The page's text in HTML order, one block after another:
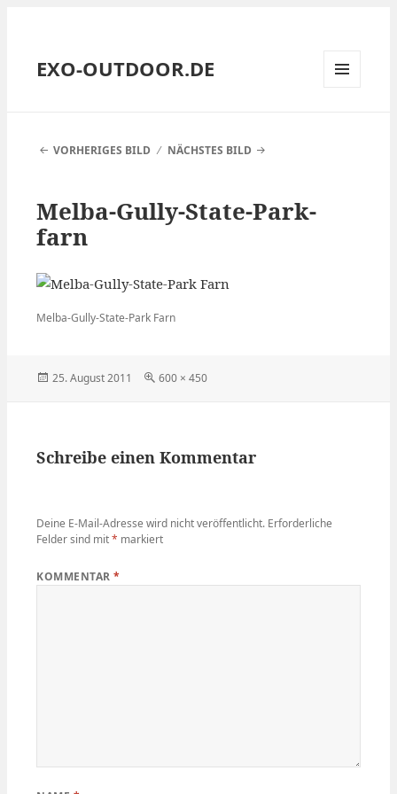
EXO-OUTDOOR.DE
VORHERIGES BILD
NÄCHSTES BILD
Melba-Gully-State-Park-
farn
Melba-Gully-State-Park Farn
Veröffentlicht
25. August 2011
Volle
600 × 450
Schreibe einen Kommentar
Deine E-Mail-Adresse wird nicht veröffentlicht. Erforderliche
Felder sind mit* markiert
KOMMENTAR*